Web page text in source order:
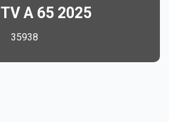
A 65 2025
35938